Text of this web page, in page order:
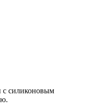
с силиконовым